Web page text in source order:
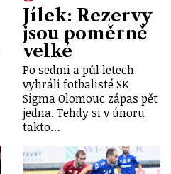
Jílek: Rezervy
jsou poměrně
velké
Po sedmi a půl letech
vyhráli fotbalisté SK
Sigma Olomouc zápas pět
jedna. Tehdy si v únoru
takto…